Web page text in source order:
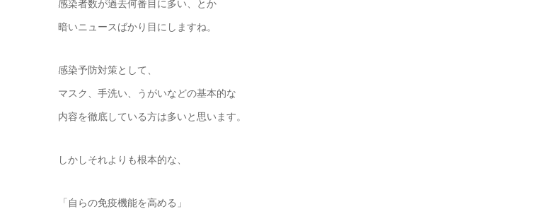
感染者数が過去何番目に多い、とか
暗いニュースばかり目にしますね。
感染予防対策として、
マスク、手洗い、うがいなどの基本的な
内容を徹底している方は多いと思います。
しかしそれよりも根本的な、
「自らの免疫機能を高める」